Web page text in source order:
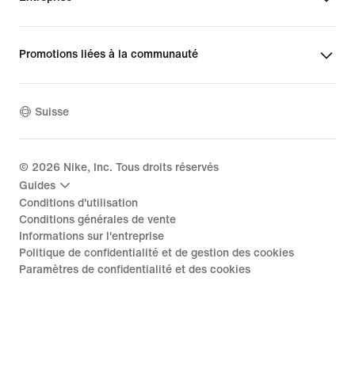
Promotions liées à la communauté
Suisse
© 2026 Nike, Inc. Tous droits réservés
Guides
Conditions d'utilisation
Conditions générales de vente
Informations sur l'entreprise
Politique de confidentialité et de gestion des cookies
Paramètres de confidentialité et des cookies